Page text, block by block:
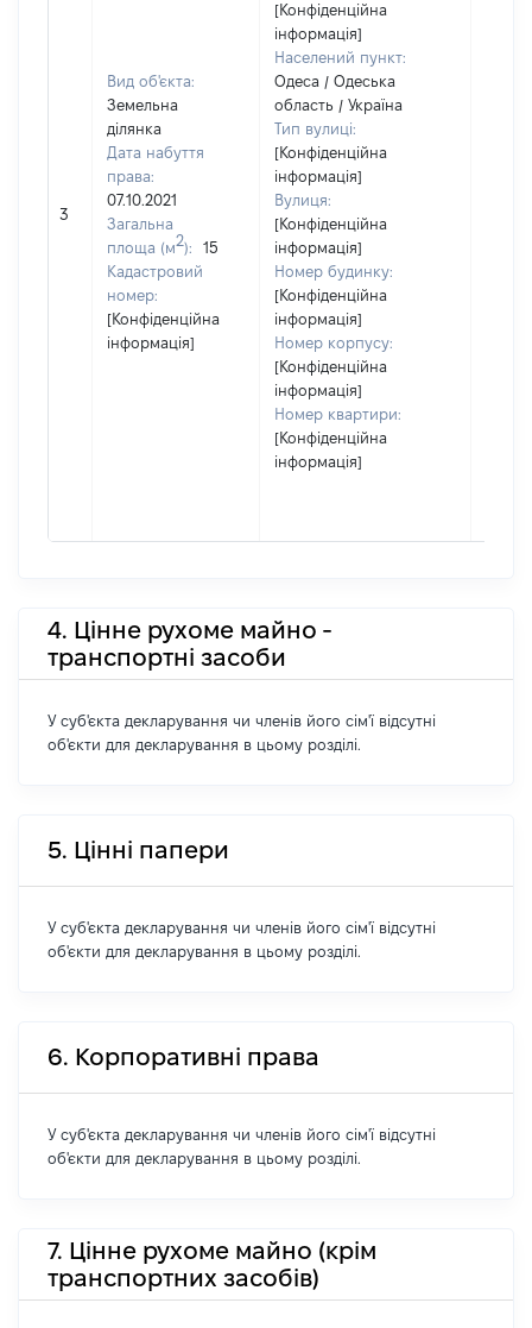
3
Вид об'єкта:
Земельна
ділянка
Дата набуття
права:
07.10.2021
Загальна
площа (м2):
15
Кадастровий
номер:
[Конфіденційна
інформація]
[Конфіденційна
інформація]
Населений пункт:
Одеса / Одеська
область / Україна
Тип вулиці:
[Конфіденційна
інформація]
Вулиця:
[Конфіденційна
інформація]
Номер будинку:
[Конфіденційна
інформація]
Номер корпусу:
[Конфіденційна
інформація]
Номер квартири:
[Конфіденційна
інформація]
4. Цінне рухоме майно -
транспортні засоби
У суб'єкта декларування чи членів його сім'ї відсутні
об'єкти для декларування в цьому розділі.
5. Цінні папери
У суб'єкта декларування чи членів його сім'ї відсутні
об'єкти для декларування в цьому розділі.
6. Корпоративні права
У суб'єкта декларування чи членів його сім'ї відсутні
об'єкти для декларування в цьому розділі.
7. Цінне рухоме майно (крім
транспортних засобів)